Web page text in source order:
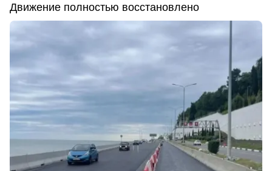
Движение полностью восстановлено